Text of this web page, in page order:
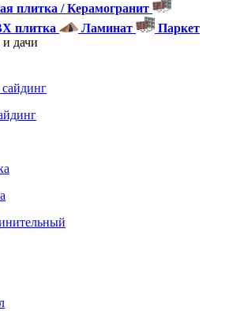
плитка / Керамогранит
плитка Ламинат
Паркет
дачи